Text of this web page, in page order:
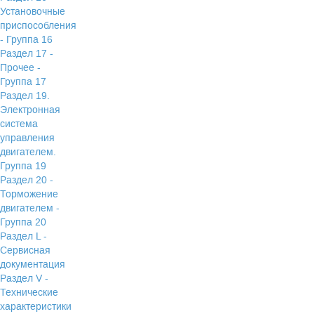
Установочные
приспособления
- Группа 16
Раздел 17 -
Прочее -
Группа 17
Раздел 19.
Электронная
система
управления
двигателем.
Группа 19
Раздел 20 -
Торможение
двигателем -
Группа 20
Раздел L -
Сервисная
документация
Раздел V -
Технические
характеристики